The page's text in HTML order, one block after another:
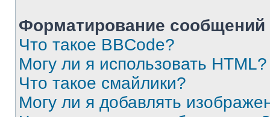
Форматирование
Что такое BBCode?
Могу ли я использовать HTML?
Что такое смайлики?
Могу ли я добавлять